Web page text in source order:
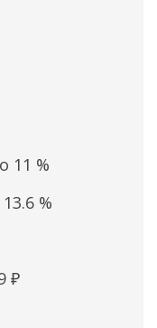
11 %
%
₽